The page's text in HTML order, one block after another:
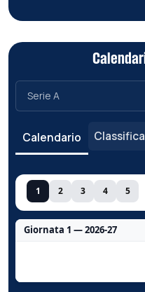
Calendario Classifica
1 2 3 4 5
Giornata 1 — 2026-27